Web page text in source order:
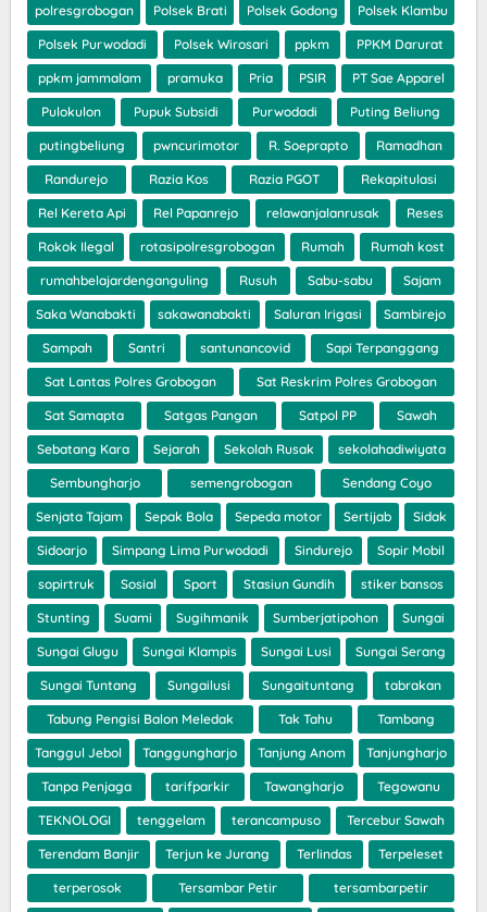
polresgrobogan Polsek Brati Polsek Godong Polsek Klambu
Polsek Purwodadi Polsek Wirosari ppkm PPKM Darurat
ppkm jammalam pramuka Pria PSIR PT Sae Apparel
Pulokulon Pupuk Subsidi Purwodadi Puting Beliung
putingbeliung pwncurimotor R. Soeprapto Ramadhan
Randurejo Razia Kos Razia PGOT Rekapitulasi
Rel Kereta Api Rel Papanrejo relawanjalanrusak Reses
Rokok Ilegal rotasipolresgrobogan Rumah Rumah kost
rumahbelajardenganguling Rusuh Sabu-sabu Sajam
Saka Wanabakti sakawanabakti Saluran Irigasi Sambirejo
Sampah Santri santunancovid Sapi Terpanggang
Sat Lantas Polres Grobogan Sat Reskrim Polres Grobogan
Sat Samapta Satgas Pangan Satpol PP Sawah
Sebatang Kara Sejarah Sekolah Rusak sekolahadiwiyata
Sembungharjo semengrobogan Sendang Coyo
Senjata Tajam Sepak Bola Sepeda motor Sertijab Sidak
Sidoarjo Simpang Lima Purwodadi Sindurejo Sopir Mobil
sopirtruk Sosial Sport Stasiun Gundih stiker bansos
Stunting Suami Sugihmanik Sumberjatipohon Sungai
Sungai Glugu Sungai Klampis Sungai Lusi Sungai Serang
Sungai Tuntang Sungailusi Sungaituntang tabrakan
Tabung Pengisi Balon Meledak Tak Tahu Tambang
Tanggul Jebol Tanggungharjo Tanjung Anom Tanjungharjo
Tanpa Penjaga tarifparkir Tawangharjo Tegowanu
TEKNOLOGI tenggelam terancampuso Tercebur Sawah
Terendam Banjir Terjun ke Jurang Terlindas Terpeleset
terperosok Tersambar Petir tersambarpetir